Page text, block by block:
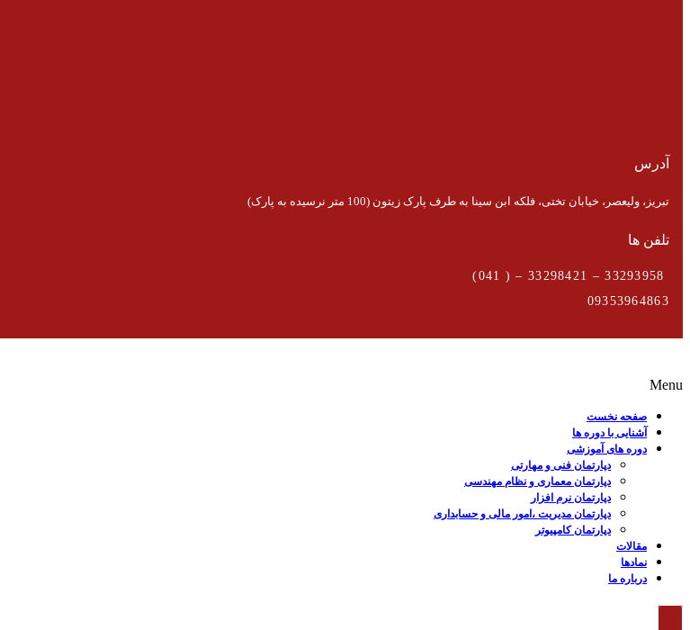
آدرس
تبریز، ولیعصر، خیابان تختی، فلکه ابن سینا به طرف پارک زیتون (100 متر نرسیده به پارک)
تلفن ها
09353964863
Menu
صفحه نخست
آشنایی با دوره ها
دوره های آموزشی
دپارتمان فنی و مهارتی
دپارتمان معماری و نظام مهندسی
دپارتمان نرم افزار
دپارتمان مدیریت ،امور مالی و حسابداری
دپارتمان کامپیوتر
مقالات
نمادها
درباره ما